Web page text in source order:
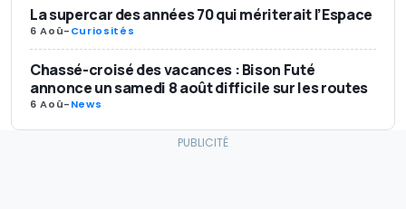
La supercar des années 70 qui mériterait l’Espace
6 Aoû-Curiosités
Chassé-croisé des vacances : Bison Futé
annonce un samedi 8 août difficile sur les routes
6 Aoû-News